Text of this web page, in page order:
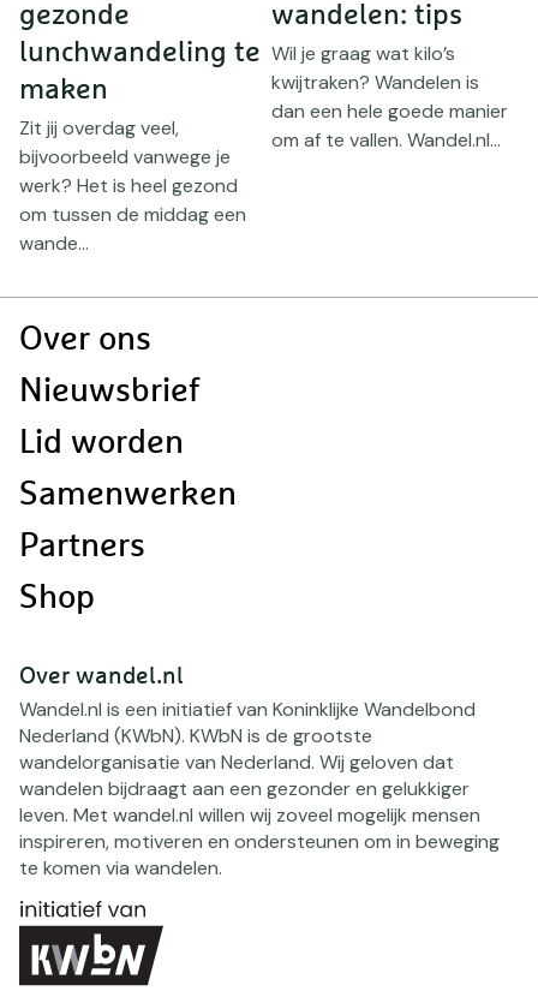
gezonde
lunchwandeling te
maken
Zit jij overdag veel,
bijvoorbeeld vanwege je
werk? Het is heel gezond
om tussen de middag een
wande...
wandelen: tips
Wil je graag wat kilo’s
kwijtraken? Wandelen is
dan een hele goede manier
om af te vallen. Wandel.nl...
Doormat
Over ons
Nieuwsbrief
Lid worden
Samenwerken
Partners
Shop
Over wandel.nl
Wandel.nl is een initiatief van Koninklijke Wandelbond
Nederland (KWbN). KWbN is de grootste
wandelorganisatie van Nederland. Wij geloven dat
wandelen bijdraagt aan een gezonder en gelukkiger
leven. Met wandel.nl willen wij zoveel mogelijk mensen
inspireren, motiveren en ondersteunen om in beweging
te komen via wandelen.